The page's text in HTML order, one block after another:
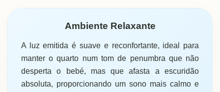
Ambiente Relaxante
A luz emitida é suave e reconfortante, ideal para
manter o quarto num tom de penumbra que não
desperta o bebé, mas que afasta a escuridão
absoluta, proporcionando um sono mais calmo e